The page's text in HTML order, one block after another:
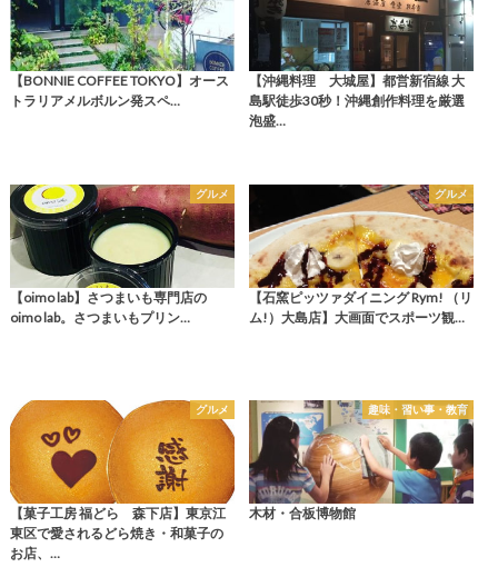
【BONNIE COFFEE TOKYO】オース
トラリアメルボルン発スペ…
【沖縄料理 大城屋】都営新宿線 大
島駅徒歩30秒！沖縄創作料理を厳選
泡盛…
グルメ
【oimo lab】さつまいも専門店の
oimo lab。さつまいもプリン…
グルメ
【石窯ピッツァダイニング Rym! （リ
ム!）大島店】大画面でスポーツ観…
グルメ
【菓子工房 福どら 森下店】東京江
東区で愛されるどら焼き・和菓子の
お店、…
趣味・習い事・教育
木材・合板博物館